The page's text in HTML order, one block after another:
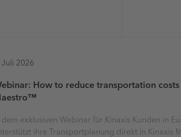
Juli 2026
How to reduce transportation
dem exklusiven Webinar für Kinaxis Kunden in
ihre Transportplanung direkt in Kinaxis